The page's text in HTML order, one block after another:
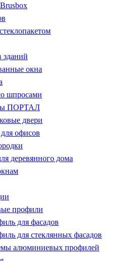
зданий
окна
шпросами
ПОРТАЛ
двери
офисов
деревянного дома
профили
для фасадов
для стеклянных фасадов
алюминиевых профилей